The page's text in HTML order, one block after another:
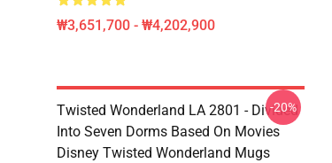
₩3,651,700 - ₩4,202,900
Twisted Wonderland LA 2801 - Divided
Into Seven Dorms Based On Movies
Disney Twisted Wonderland Mugs
-20%